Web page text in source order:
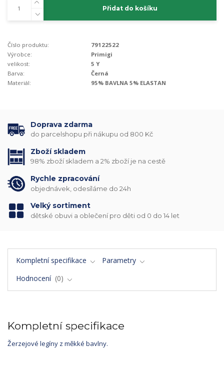
Přidat do košíku
Číslo produktu:
79122522
Výrobce:
Primigi
velikost:
5 Y
Barva:
Černá
Materiál:
95% BAVLNA 5% ELASTAN
Doprava zdarma
do parcelshopu při nákupu od 800 Kč
Zboží skladem
98% zboží skladem a 2% zboží je na cestě
Rychle zpracování
objednávek, odesíláme do 24h
Velký sortiment
dětské obuvi a oblečení pro děti od 0 do 14 let
Kompletní specifikace
Parametry
Hodnocení
0
Kompletní specifikace
Žerzejové legíny z měkké bavlny.